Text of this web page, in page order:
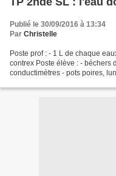
Publié le 30/09/2016 à 13:34
Par Christelle
Poste prof : - 1 L de chaque
contrex Poste élève : - béchers
conductimètres - pots poires,